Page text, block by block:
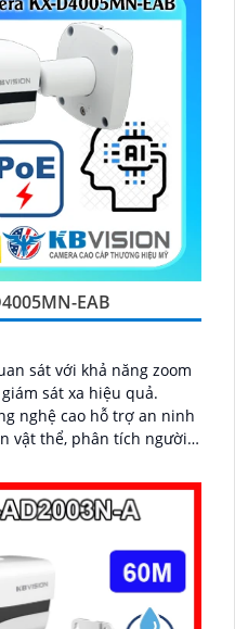
EAB
sát với khả năng zoom
sát xa hiệu quả.
nghệ cao hỗ trợ an ninh
vật thể, phân tích người,